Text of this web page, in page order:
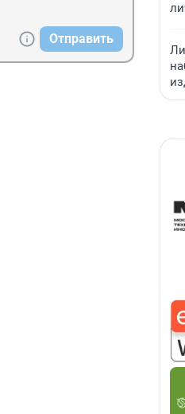
Отправить